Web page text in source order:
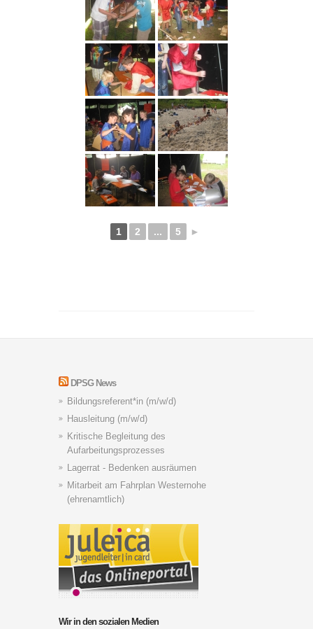
1 2 ... 5 ►
DPSG News
Bildungsreferent*in (m/w/d)
Hausleitung (m/w/d)
Kritische Begleitung des
Aufarbeitungsprozesses
Lagerrat - Bedenken ausräumen
Mitarbeit am Fahrplan Westernohe
(ehrenamtlich)
Wir in den sozialen Medien